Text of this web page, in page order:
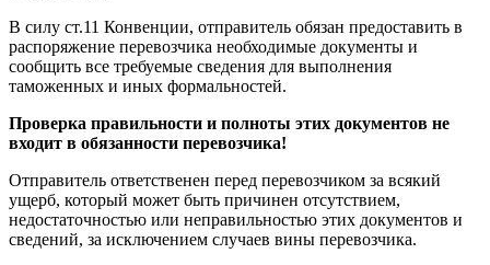
В силу ст.11 Конвенции, отправитель обязан предоставить в
распоряжение перевозчика необходимые документы и
сообщить все требуемые сведения для выполнения
таможенных и иных формальностей.
Проверка правильности и полноты этих документов не
входит в обязанности перевозчика!
Отправитель ответственен перед перевозчиком за всякий
ущерб, который может быть причинен отсутствием,
недостаточностью или неправильностью этих документов и
сведений, за исключением случаев вины перевозчика.